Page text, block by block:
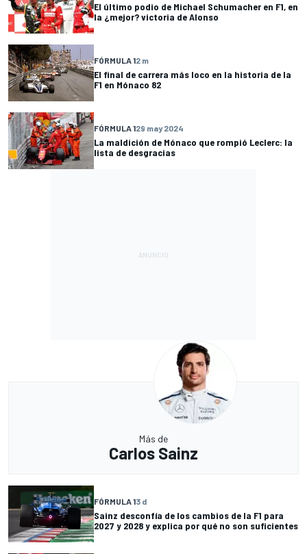
El último podio de Michael Schumacher en F1, en
la ¿mejor? victoria de Alonso
FÓRMULA 12 m
El final de carrera más loco en la historia de la
F1 en Mónaco 82
FÓRMULA 129 may 2024
La maldición de Mónaco que rompió Leclerc: la
lista de desgracias
Más de
Carlos Sainz
FÓRMULA 13 d
Sainz desconfía de los cambios de la F1 para
2027 y 2028 y explica por qué no son suficientes